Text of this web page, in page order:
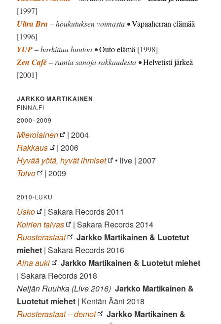
[1997]
Ultra Bra– houkutuksen voimasta •Vapaaherran elämää
[1996]
YUP– harkittua huutoa •Outo elämä [1998]
Zen Café– rumia sanoja rakkaudesta •Helvetisti järkeä
[2001]
JARKKO MARTIKAINEN
FINNA.FI
2000–2009
Mierolainen
| 2004
Rakkaus
| 2006
Hyvää yötä, hyvät ihmiset
• live | 2007
Toivo
| 2009
2010-LUKU
Usko
| Sakara Records 2011
Koirien taivas
| Sakara Records 2014
Ruosterastaat
Jarkko Martikainen & Luotetut
miehet | Sakara Records 2016
Aina auki
Jarkko Martikainen & Luotetut miehet
| Sakara Records 2018
Neljän Ruuhka (Live 2016) Jarkko Martikainen &
Luotetut miehet | Kentän Ääni 2018
Ruosterastaat – demot
Jarkko Martikainen &